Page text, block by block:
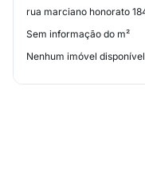
Sem informação do m²
Nenhum imóvel disponível